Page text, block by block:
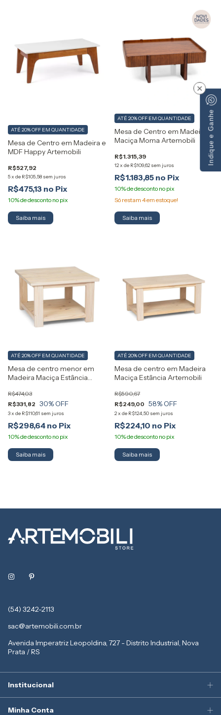
Mesa de Centro em Madeira e
MDF Happy Artemobili
R$527,92
5x de R$105,58 sem juros
ATÉ 20% OFF EM QUANTIDADE
R$475,13
Saiba mais
Mesa de Centro em Madeira
Maciça Moma Artemobili
R$1.315,39
12x de R$109,62 sem juros
ATÉ 20% OFF EM QUANTIDADE
R$1.183,85
Só restam 4em estoque!
Saiba mais
Mesa de centro menor em
Madeira Maciça Estância
R$331,82
R$474,03
30% OFF
3x de R$110,61 sem juros
ATÉ 20% OFF EM QUANTIDADE
R$298,64
Saiba mais
Mesa de centro em Madeira
Maciça Estância Artemobili
R$249,00
R$590,67
58% OFF
2x de R$124,50 sem juros
ATÉ 20% OFF EM QUANTIDADE
R$224,10
Saiba mais
(54) 3242-2113
sac@artemobili.com.br
Avenida Imperatriz Leopoldina, 727 - Distrito Industrial, Nova
Prata / RS
Institucional
Minha Conta
Indique e Ganhe
×